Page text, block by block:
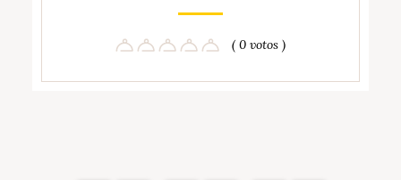
( 0 votos )